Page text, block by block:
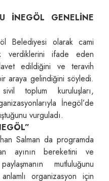
İNEGÖL GENELİNE
Belediyesi olarak cami
verdiklerini ifade eden
edildiğini ve teravih
araya gelindiğini söyledi.
toplum kuruluşları,
İnegöl’de
vurguladı.
Salman da programda
ayının bereketini ve
mutluluğunu
organizasyon için